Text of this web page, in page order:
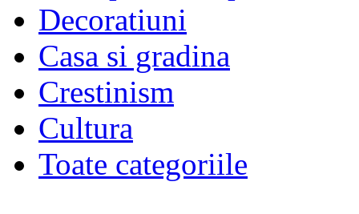
Decoratiuni
Casa si gradina
Crestinism
Cultura
Toate categoriile